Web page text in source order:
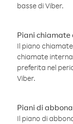
basse di Viber.
Piani chiamate
Il piano
chiamate
preferita nel
Viber.
Piani di
Il piano di